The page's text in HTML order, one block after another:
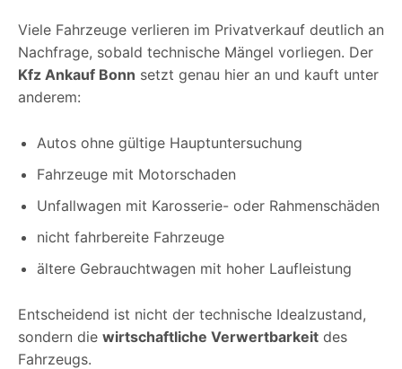
Viele Fahrzeuge verlieren im Privatverkauf deutlich an
Nachfrage, sobald technische Mängel vorliegen. Der
Kfz Ankauf Bonn setzt genau hier an und kauft unter
anderem:
Autos ohne gültige Hauptuntersuchung
Fahrzeuge mit Motorschaden
Unfallwagen mit Karosserie- oder Rahmenschäden
nicht fahrbereite Fahrzeuge
ältere Gebrauchtwagen mit hoher Laufleistung
Entscheidend ist nicht der technische Idealzustand,
sondern die wirtschaftliche Verwertbarkeit des
Fahrzeugs.